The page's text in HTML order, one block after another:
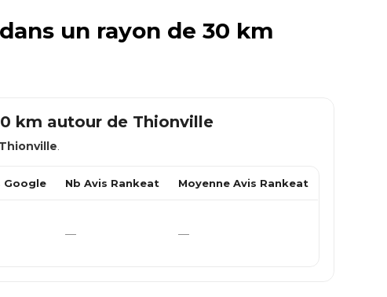
un rayon de 30 km
km autour de Thionville
Thionville.
Google Nb Avis Rankeat Moyenne Avis Rankeat
— —